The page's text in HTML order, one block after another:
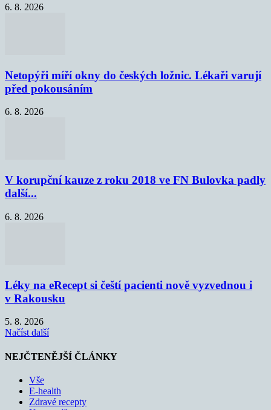
6. 8. 2026
Netopýři míří okny do českých ložnic. Lékaři varují
před pokousáním
6. 8. 2026
V korupční kauze z roku 2018 ve FN Bulovka padly
další...
6. 8. 2026
Léky na eRecept si čeští pacienti nově vyzvednou i
v Rakousku
5. 8. 2026
Načíst další
NEJČTENĚJŠÍ ČLÁNKY
Vše
E-health
Zdravé recepty